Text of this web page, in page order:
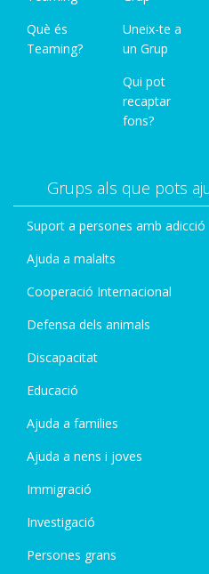
Què és
Teaming?
Uneix-te a
un Grup
Qui pot
recaptar
fons?
Grups als que pots
Suport a persones amb adicció
Ajuda a malalts
Cooperació Internacional
Defensa dels animals
Discapacitat
Educació
Ajuda a families
Ajuda a nens i joves
Immigració
Investigació
Persones grans